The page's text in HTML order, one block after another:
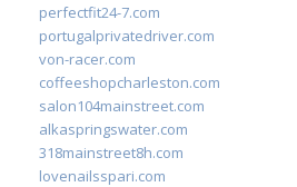
perfectfit24-7.com
portugalprivatedriver.com
von-racer.com
coffeeshopcharleston.com
salon104mainstreet.com
alkaspringswater.com
318mainstreet8h.com
lovenailsspari.com